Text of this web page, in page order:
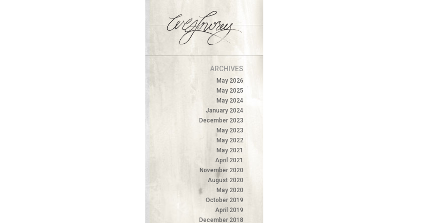
ARCHIVES
May 2026
May 2025
May 2024
January 2024
December 2023
May 2023
May 2022
May 2021
April 2021
November 2020
August 2020
May 2020
October 2019
April 2019
December 2018